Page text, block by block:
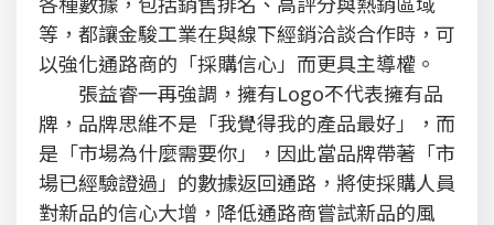
等，都讓金駿工業在與線下經銷洽談合作時，可
以強化通路商的「採購信心」而更具主導權。
張益睿一再強調，擁有Logo不代表擁有品
牌，品牌思維不是「我覺得我的產品最好」，而
是「市場為什麼需要你」，因此當品牌帶著「市
場已經驗證過」的數據返回通路，將使採購人員
對新品的信心大增，降低通路商嘗試新品的風